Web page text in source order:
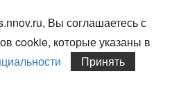
новости» - Правительство
Собрание
Вы соглашаетесь с
cookie, которые указаны в
Принять